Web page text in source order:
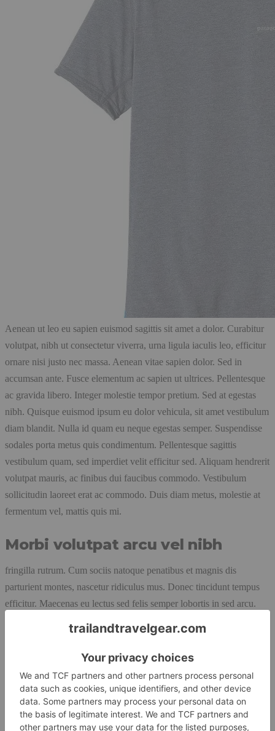
Aenean ut leo eu sapien euismod sagittis sit amet a dolor. Curabitur
volutpat, nibh ut consectetur viverra, urna ligula iaculis leo, efficitur
ornare nisi justo nec massa. Aenean vitae sapien dolor. Sed in
accumsan ante. Fusce elementum ac sapien ut ultrices. Pellentesque
ac gravida libero. Integer molestie tempor pretium. Sed at egestas
nibh. Quisque euismod ipsum eu dolor vehicula, sit amet vestibulum
diam blandit. Nulla id quam eu neque egestas semper. Suspendisse
sodales porta metus quis condimentum. Pellentesque sagittis
vestibulum quam, sed imperdiet velit efficitur sed. Aliquam hendrerit
volutpat mauris, ac finibus dui faucibus commodo. Vestibulum
sollicitudin laoreet erat ac commodo. Duis diam metus, molestie at
fermentum vel, mattis quis mi.
Morbi volutpat arcu vel nibh
fringilla rutrum. Cum sociis natoque penatibus et magnis dis
parturient montes, nascetur ridiculus mus. Donec tincidunt tempus
efficitur. Maecenas eu lectus sed felis semper lobortis in sed arcu.
orci sed varius. Curabitur quis condimentum ipsum. Nulla facilisi.
Nullam nunc lorem, porta id mollis eget, ultrices eget libero. Morbi
velit purus, feugiat non arcu eu, rutrum egestas est. Cras ultricies nisl
a quam sodales, accumsan tristique orci faucibus. Pellentesque vitae
pulvinar nisl, in placerat quam. Quisque id accumsan mauris. Mauris